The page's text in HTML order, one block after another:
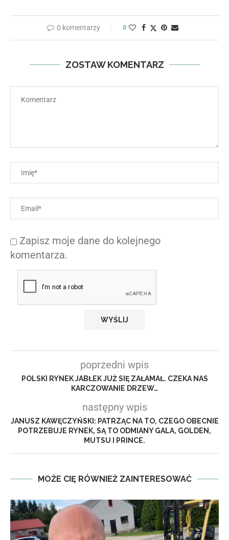
0 komentarzy 0
ZOSTAW KOMENTARZ
Zapisz moje dane do kolejnego
komentarza.
poprzedni wpis
POLSKI RYNEK JABŁEK JUŻ SIĘ ZAŁAMAŁ. CZEKA NAS
KARCZOWANIE DRZEW…
następny wpis
JANUSZ KAWĘCZYŃSKI: PATRZĄC NA TO, CZEGO OBECNIE
POTRZEBUJE RYNEK, SĄ TO ODMIANY GALA, GOLDEN,
MUTSU I PRINCE.
MOŻE CIĘ RÓWNIEŻ ZAINTERESOWAĆ